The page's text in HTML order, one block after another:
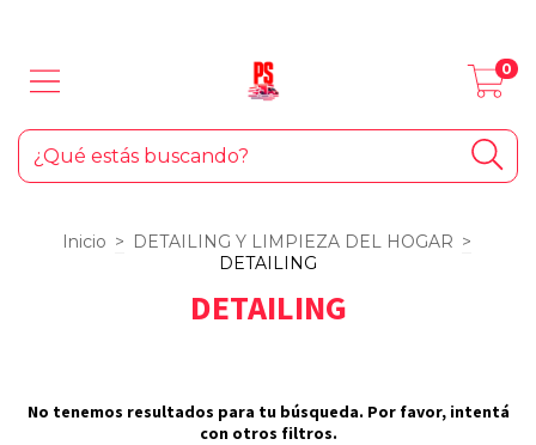
0
Inicio > DETAILING Y LIMPIEZA DEL HOGAR >
DETAILING
DETAILING
No tenemos resultados para tu búsqueda. Por favor, intentá
con otros filtros.